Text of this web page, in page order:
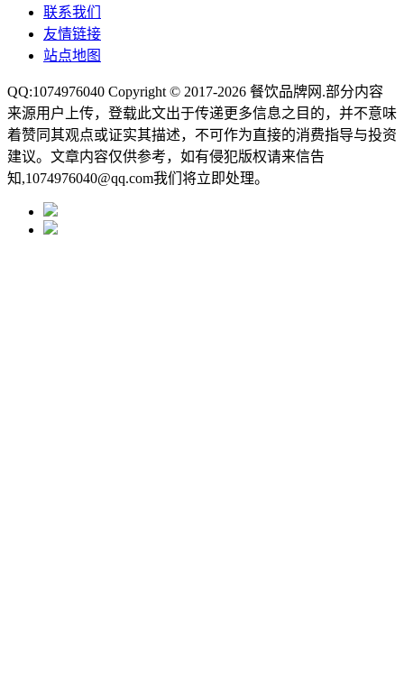
联系我们
友情链接
站点地图
QQ:1074976040 Copyright © 2017-2026 餐饮品牌网 .部分内容
来源用户上传，登载此文出于传递更多信息之目的，并不意味
着赞同其观点或证实其描述，不可作为直接的消费指导与投资
建议。文章内容仅供参考，如有侵犯版权请来信告
知,1074976040@qq.com我们将立即处理。